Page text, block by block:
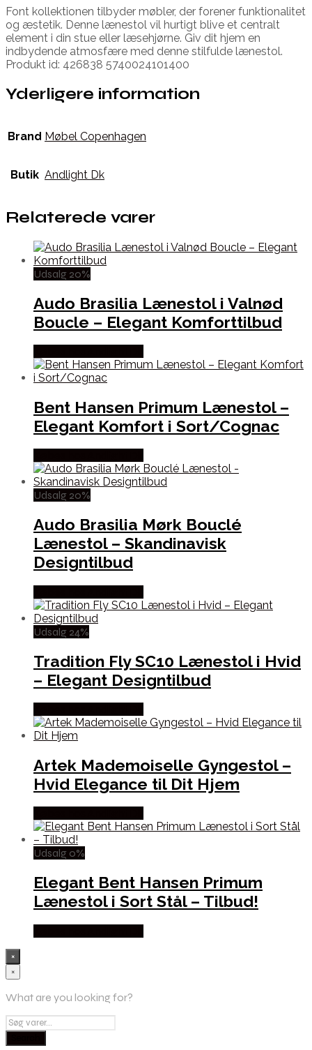
Font kollektionen tilbyder møbler, der forener funktionalitet
og æstetik. Denne lænestol vil hurtigt blive et centralt
element i din stue eller læsehjørne. Giv dit hjem en
indbydende atmosfære med denne stilfulde lænestol.
Produkt id: 426838 5740024101400
Yderligere information
Brand Møbel Copenhagen
Butik Andlight Dk
Relaterede varer
Udsalg 20%
Audo Brasilia Lænestol i Valnød
Boucle – Elegant Komforttilbud
Bent Hansen Primum Lænestol –
Elegant Komfort i Sort/Cognac
Udsalg 20%
Audo Brasilia Mørk Bouclé
Lænestol – Skandinavisk
Designtilbud
Udsalg 24%
Tradition Fly SC10 Lænestol i Hvid
– Elegant Designtilbud
Artek Mademoiselle Gyngestol –
Hvid Elegance til Dit Hjem
Udsalg 0%
Elegant Bent Hansen Primum
Lænestol i Sort Stål – Tilbud!
×
×
What are you looking for?